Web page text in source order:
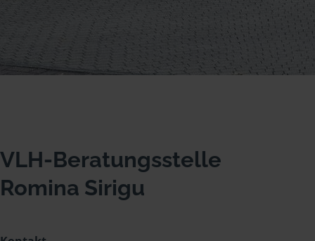
VLH-Beratungsstelle
Romina Sirigu